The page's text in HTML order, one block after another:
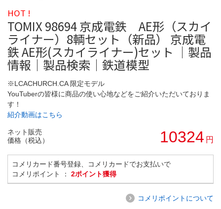
HOT !
TOMIX 98694 京成電鉄 AE形（スカイ
ライナー）8輌セット（新品） 京成電
鉄 AE形(スカイライナー)セット ｜製品
情報｜製品検索｜鉄道模型
※LCACHURCH.CA 限定モデル
YouTuberの皆様に商品の使い心地などをご紹介いただいておりま
す！
紹介動画はこちら
ネット販売
価格（税込）
10324 円
コメリカード番号登録、コメリカードでお支払いで
コメリポイント ： 2ポイント獲得
コメリポイントについて